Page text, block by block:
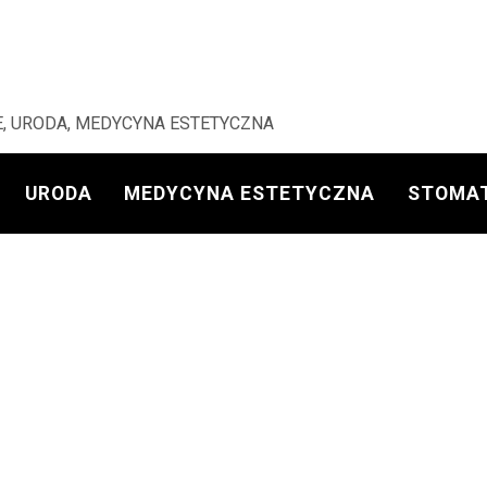
URODA, MEDYCYNA ESTETYCZNA
URODA MEDYCYNA ESTETYCZNA